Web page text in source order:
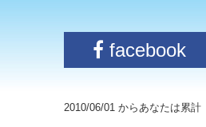
facebook
2010/06/01 からあなたは累計